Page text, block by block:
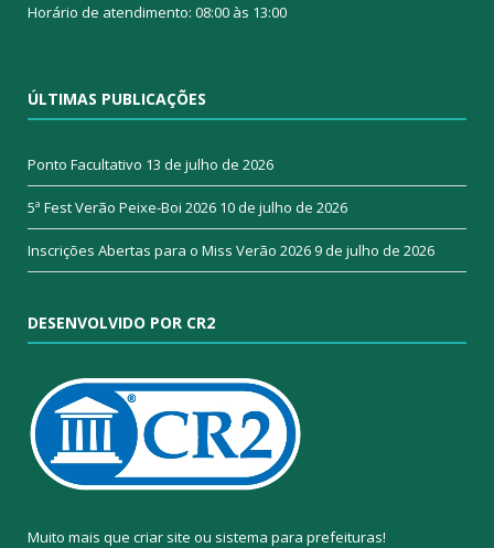
Horário de atendimento: 08:00 às 13:00
ÚLTIMAS PUBLICAÇÕES
Ponto Facultativo 13 de julho de 2026
5ª Fest Verão Peixe-Boi 2026 10 de julho de 2026
Inscrições Abertas para o Miss Verão 20269 de julho de 2026
DESENVOLVIDO POR CR2
Muito mais que criar site ou sistema para prefeituras!